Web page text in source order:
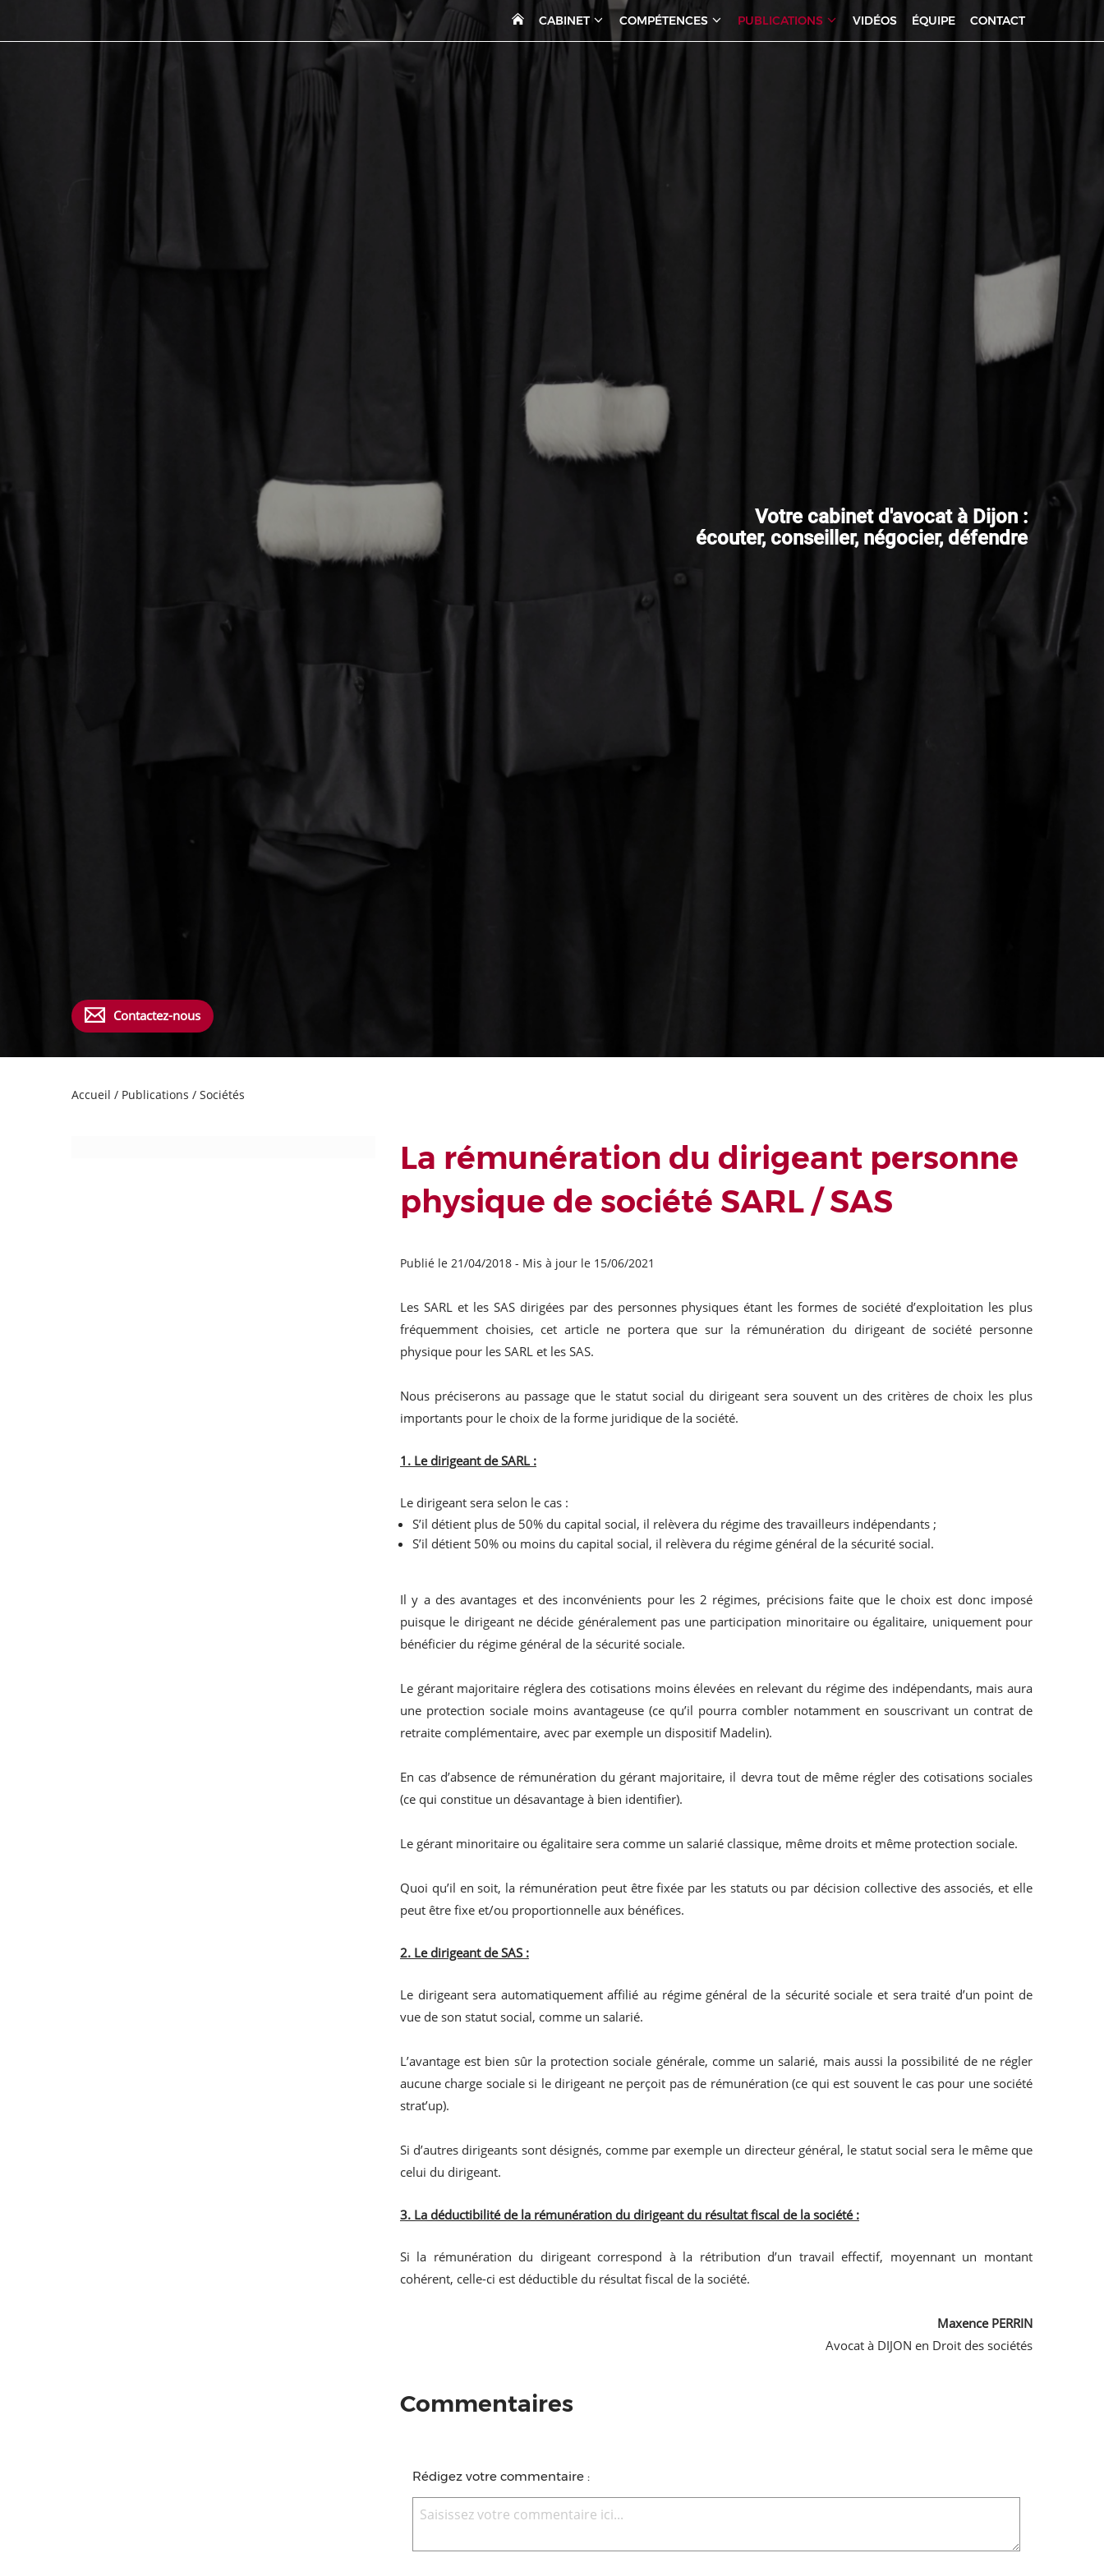
CABINET COMPÉTENCES PUBLICATIONS VIDÉOS ÉQUIPE CONTACT
Votre cabinet d'avocat à Dijon :
écouter, conseiller, négocier, défendre
Contactez-nous
Accueil / Publications / Sociétés
La rémunération du dirigeant personne
physique de société SARL / SAS
Publié le 21/04/2018 - Mis à jour le 15/06/2021
Les SARL et les SAS dirigées par des personnes physiques étant les formes de société d’exploitation les plus
fréquemment choisies, cet article ne portera que sur la rémunération du dirigeant de société personne
physique pour les SARL et les SAS.
Nous préciserons au passage que le statut social du dirigeant sera souvent un des critères de choix les plus
importants pour le choix de la forme juridique de la société.
1. Le dirigeant de SARL :
Le dirigeant sera selon le cas :
S’il détient plus de 50% du capital social, il relèvera du régime des travailleurs indépendants ;
S’il détient 50% ou moins du capital social, il relèvera du régime général de la sécurité social.
Il y a des avantages et des inconvénients pour les 2 régimes, précisions faite que le choix est donc imposé
puisque le dirigeant ne décide généralement pas une participation minoritaire ou égalitaire, uniquement pour
bénéficier du régime général de la sécurité sociale.
Le gérant majoritaire réglera des cotisations moins élevées en relevant du régime des indépendants, mais aura
une protection sociale moins avantageuse (ce qu’il pourra combler notamment en souscrivant un contrat de
retraite complémentaire, avec par exemple un dispositif Madelin).
En cas d’absence de rémunération du gérant majoritaire, il devra tout de même régler des cotisations sociales
(ce qui constitue un désavantage à bien identifier).
Le gérant minoritaire ou égalitaire sera comme un salarié classique, même droits et même protection sociale.
Quoi qu’il en soit, la rémunération peut être fixée par les statuts ou par décision collective des associés, et elle
peut être fixe et/ou proportionnelle aux bénéfices.
2. Le dirigeant de SAS :
Le dirigeant sera automatiquement affilié au régime général de la sécurité sociale et sera traité d’un point de
vue de son statut social, comme un salarié.
L’avantage est bien sûr la protection sociale générale, comme un salarié, mais aussi la possibilité de ne régler
aucune charge sociale si le dirigeant ne perçoit pas de rémunération (ce qui est souvent le cas pour une société
strat’up).
Si d’autres dirigeants sont désignés, comme par exemple un directeur général, le statut social sera le même que
celui du dirigeant.
3. La déductibilité de la rémunération du dirigeant du résultat fiscal de la société :
Si la rémunération du dirigeant correspond à la rétribution d’un travail effectif, moyennant un montant
cohérent, celle-ci est déductible du résultat fiscal de la société.
Maxence PERRIN
Avocat à DIJON en Droit des sociétés
Commentaires
Rédigez votre commentaire :